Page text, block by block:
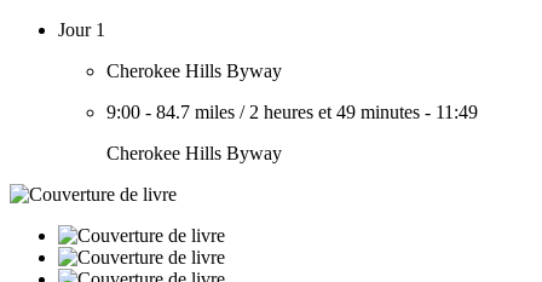
Jour 1
Cherokee Hills Byway
9:00 - 84.7 miles / 2 heures et 49 minutes - 11:49
Cherokee Hills Byway